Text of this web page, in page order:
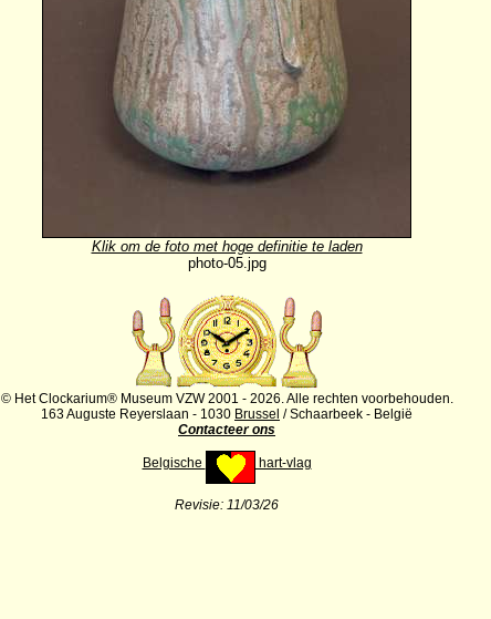
Klik om de foto met hoge definitie te laden
photo-05.jpg
© Het Clockarium® Museum VZW 2001 - 2026. Alle rechten voorbehouden.
163 Auguste Reyerslaan - 1030 Brussel / Schaarbeek - België
Contacteer ons
Belgische hart-vlag
Revisie: 11/03/26